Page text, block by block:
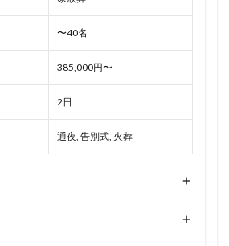
〜40名
385,000円〜
2日
通夜, 告別式, 火葬
+
+